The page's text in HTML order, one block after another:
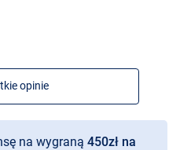
opinie
na wygraną 450zł na